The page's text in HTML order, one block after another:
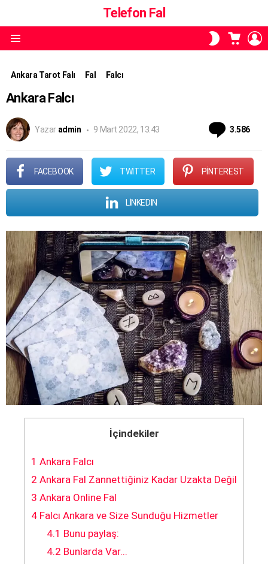
Telefon Fal
SKIN
ANAHTARI
SEPETI
Ankara Tarot Falı Fal Falcı
Ankara Falcı
Yazar admin 9 Mart 2022, 13:43 3.586
FACEBOOK TWITTER PINTEREST
LINKEDIN
İçindekiler
1 Ankara Falcı
2 Ankara Fal Zannettiğiniz Kadar Uzakta Değil
3 Ankara Online Fal
4 Falcı Ankara ve Size Sunduğu Hizmetler
4.1 Bunu paylaş:
4.2 Bunlarda Var...